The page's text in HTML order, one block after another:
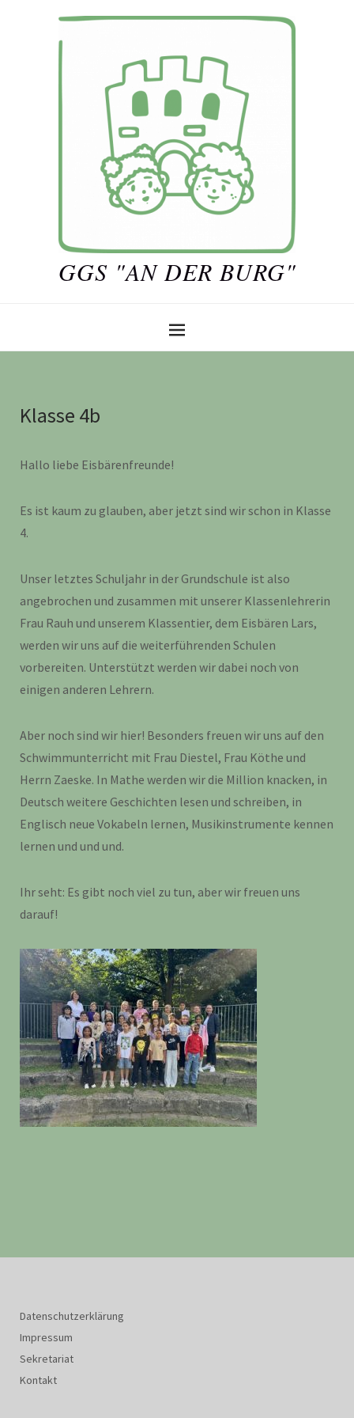
GGS "AN DER BURG"
Klasse 4b
Hallo liebe Eisbärenfreunde!
Es ist kaum zu glauben, aber jetzt sind wir schon in Klasse
4.
Unser letztes Schuljahr in der Grundschule ist also
angebrochen und zusammen mit unserer Klassenlehrerin
Frau Rauh und unserem Klassentier, dem Eisbären Lars,
werden wir uns auf die weiterführenden Schulen
vorbereiten. Unterstützt werden wir dabei noch von
einigen anderen Lehrern.
Aber noch sind wir hier! Besonders freuen wir uns auf den
Schwimmunterricht mit Frau Diestel, Frau Köthe und
Herrn Zaeske. In Mathe werden wir die Million knacken, in
Deutsch weitere Geschichten lesen und schreiben, in
Englisch neue Vokabeln lernen, Musikinstrumente kennen
lernen und und und.
Ihr seht: Es gibt noch viel zu tun, aber wir freuen uns
darauf!
Datenschutzerklärung
Impressum
Sekretariat
Kontakt